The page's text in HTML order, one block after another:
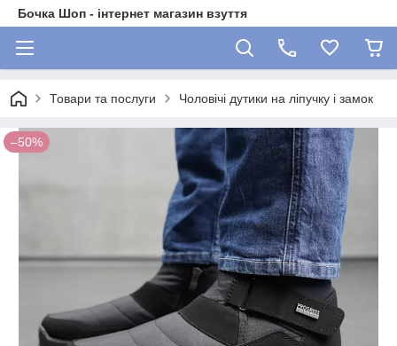
Бочка Шоп - інтернет магазин взуття
Товари та послуги Чоловічі дутики на ліпучку і замок
–50%